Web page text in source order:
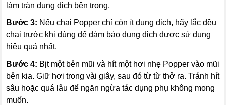
làm tràn dung dịch bên trong.
Bước 3: Nếu chai Popper chỉ còn ít dung dịch, hãy lắc đều
chai trước khi dùng để đảm bảo dung dịch được sử dụng
hiệu quả nhất.
Bước 4: Bịt một bên mũi và hít một hơi nhẹ Popper vào mũi
bên kia. Giữ hơi trong vài giây, sau đó từ từ thở ra. Tránh hít
sâu hoặc quá lâu để ngăn ngừa tác dụng phụ không mong
muốn.